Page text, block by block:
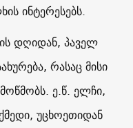
ინტერესებს.
დღიდან, პაველ
რასაც მისი
ე.წ. ელჩი,
უცხოეთიდან